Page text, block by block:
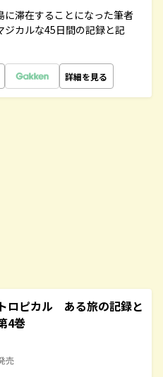
滞在することになった筆者
カルな45日間の記録と記
詳細を見る
ロピカル ある旅の記録と
4巻
売